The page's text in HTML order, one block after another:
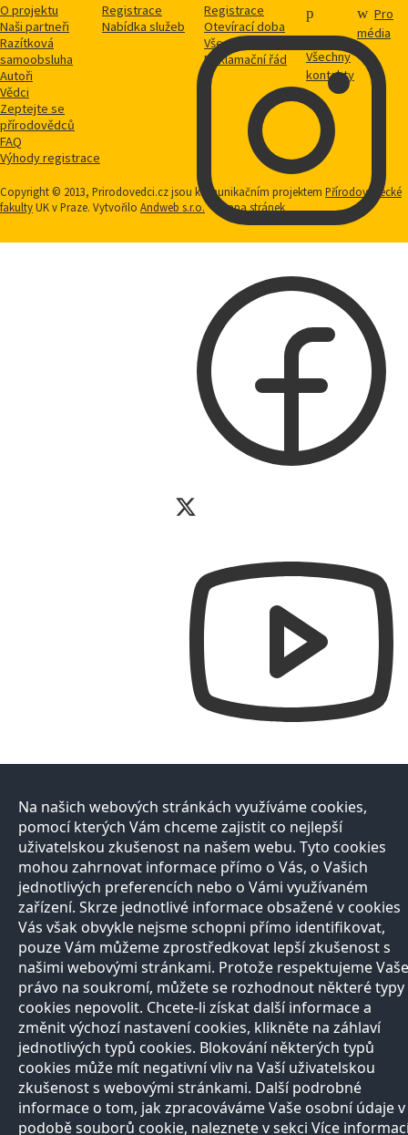
O projektu
Naši partneři
Razítková
samoobsluha
Autoři
Vědci
Zeptejte se
přírodovědců
FAQ
Výhody registrace
Registrace
Nabídka služeb
Registrace
Otevírací doba
Vše o nákupu
Reklamační řád
Všechny
kontakty
Pro
média
Copyright © 2013, Prirodovedci.cz jsou komunikačním projektem Přírodovědecké
fakultyUK v Praze. Vytvořilo Andweb s.r.o. Mapa stránek
Na našich webových stránkách využíváme cookies,
pomocí kterých Vám chceme zajistit co nejlepší
uživatelskou zkušenost na našem webu. Tyto cookies
mohou zahrnovat informace přímo o Vás, o Vašich
jednotlivých preferencích nebo o Vámi využívaném
zařízení. Skrze jednotlivé informace obsažené v cookies
Vás však obvykle nejsme schopni přímo identifikovat,
pouze Vám můžeme zprostředkovat lepší zkušenost s
našimi webovými stránkami. Protože respektujeme Vaše
právo na soukromí, můžete se rozhodnout některé typy
cookies nepovolit. Chcete-li získat další informace a
změnit výchozí nastavení cookies, klikněte na záhlaví
jednotlivých typů cookies. Blokování některých typů
cookies může mít negativní vliv na Vaší uživatelskou
zkušenost s webovými stránkami. Další podrobné
informace o tom, jak zpracováváme Vaše osobní údaje v
podobě souborů cookie, naleznete v sekci Více